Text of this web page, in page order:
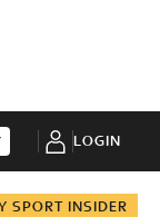
LOGIN
SPORT INSIDER